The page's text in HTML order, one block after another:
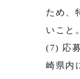
ため、
いこと。
(7) 応
崎県内